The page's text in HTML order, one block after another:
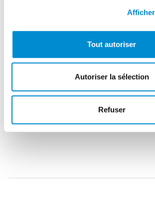
Tout autoriser
Autoriser la sélection
Refuser